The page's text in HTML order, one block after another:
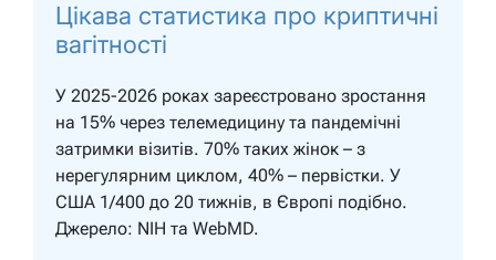
Цікава статистика про криптичні
вагітності
У 2025-2026 роках зареєстровано зростання
на 15% через телемедицину та пандемічні
затримки візитів. 70% таких жінок – з
нерегулярним циклом, 40% – первістки. У
США 1/400 до 20 тижнів, в Європі подібно.
Джерело: NIH та WebMD.